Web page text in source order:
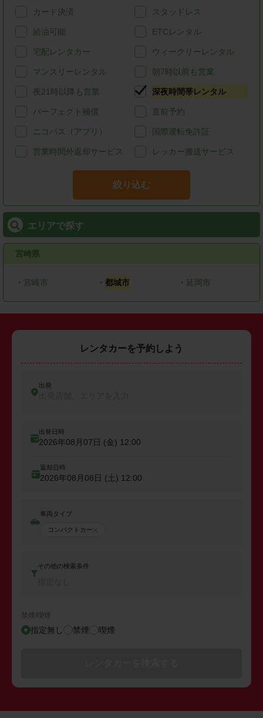
カード決済 スタッドレス
給油可能 ETCレンタル
宅配レンタカー ウィークリーレンタル
マンスリーレンタル 朝7時以前も営業
夜21時以降も営業 深夜時間帯レンタル
パーフェクト補償 直前予約
ニコパス（アプリ） 国際運転免許証
営業時間外返却サービス レッカー搬送サービス
絞り込む
エリアで探す
宮崎県
・ 宮崎市 ・ 都城市 ・ 延岡市
レンタカーを予約しよう
出発
出発日時
2026年08月07日 (金) 12:00
返却日時
2026年08月08日 (土) 12:00
車両タイプ
コンパクトカー
その他の検索条件
禁煙/喫煙
指定無し 禁煙 喫煙